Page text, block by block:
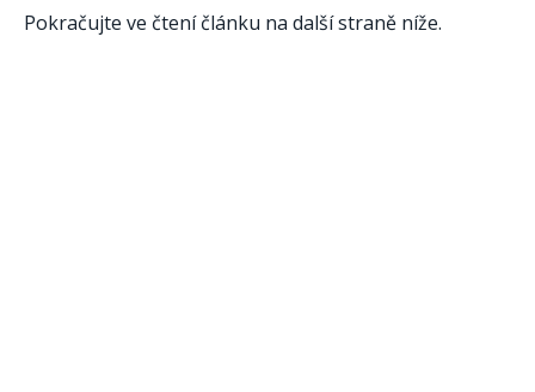
Pokračujte ve čtení článku na další straně níže.